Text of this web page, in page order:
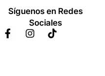
Síguenos en Redes
Sociales